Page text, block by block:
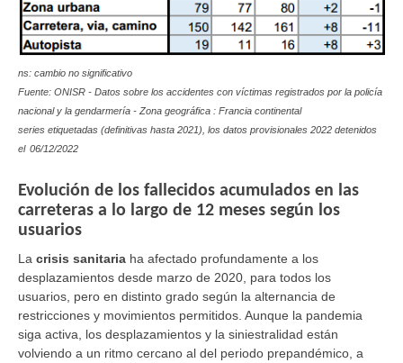
ns: cambio no significativo
Fuente: ONISR - Datos sobre los accidentes con víctimas registrados por la policía
nacional y la gendarmería - Zona geográfica : Francia continental
series etiquetadas (definitivas hasta 2021), los datos provisionales 2022 detenidos
el 06/12/2022
Evolución de los fallecidos acumulados en las
carreteras a lo largo de 12 meses según los
usuarios
La crisis sanitaria ha afectado profundamente a los
desplazamientos desde marzo de 2020, para todos los
usuarios, pero en distinto grado según la alternancia de
restricciones y movimientos permitidos. Aunque la pandemia
siga activa, los desplazamientos y la siniestralidad están
volviendo a un ritmo cercano al del periodo prepandémico, a